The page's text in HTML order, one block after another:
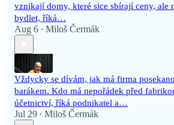
vznikají domy, které sice sbírají ceny, ale
bydlet, říká…
Aug 6 • Miloš Čermák
Vždycky se dívám, jak má firma
barákem. Kdo má nepořádek před
účetnictví, říká podnikatel a…
Jul 29 • Miloš Čermák